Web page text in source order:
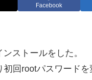
Facebook
ストールをした。
回rootパスワード